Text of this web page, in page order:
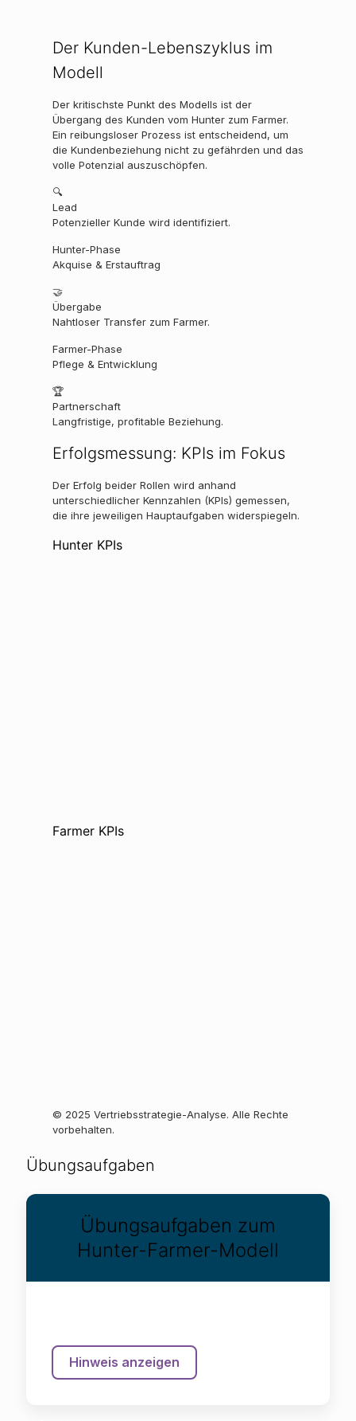
Der Kunden-Lebenszyklus im
Modell
Der kritischste Punkt des Modells ist der
Übergang des Kunden vom Hunter zum Farmer.
Ein reibungsloser Prozess ist entscheidend, um
die Kundenbeziehung nicht zu gefährden und das
volle Potenzial auszuschöpfen.
🔍
Lead
Potenzieller Kunde wird identifiziert.
Hunter-Phase
Akquise & Erstauftrag
🤝
Übergabe
Nahtloser Transfer zum Farmer.
Farmer-Phase
Pflege & Entwicklung
🏆
Partnerschaft
Langfristige, profitable Beziehung.
Erfolgsmessung: KPIs im Fokus
Der Erfolg beider Rollen wird anhand
unterschiedlicher Kennzahlen (KPIs) gemessen,
die ihre jeweiligen Hauptaufgaben widerspiegeln.
Hunter KPIs
Farmer KPIs
© 2025 Vertriebsstrategie-Analyse. Alle Rechte
vorbehalten.
Übungsaufgaben
Übungsaufgaben zum
Hunter-Farmer-Modell
Hinweis anzeigen